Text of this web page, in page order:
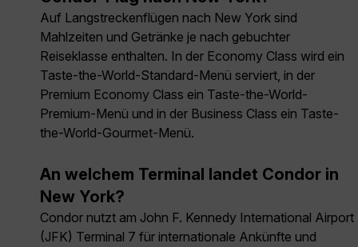
Auf Langstreckenflügen nach New York sind
Mahlzeiten und Getränke je nach gebuchter
Reiseklasse enthalten. In der Economy Class wird ein
Taste-the-World-Standard-Menü serviert, in der
Premium Economy Class ein Taste-the-World-
Premium-Menü und in der Business Class ein Taste-
the-World-Gourmet-Menü.
An welchem Terminal landet Condor in
New York?
Condor nutzt am John F. Kennedy International Airport
(JFK) Terminal 7 für internationale Ankünfte und